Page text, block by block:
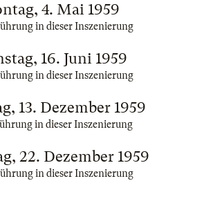
4. Mai 1959
in dieser Inszenierung
16. Juni 1959
in dieser Inszenierung
13. Dezember 1959
in dieser Inszenierung
22. Dezember 1959
in dieser Inszenierung